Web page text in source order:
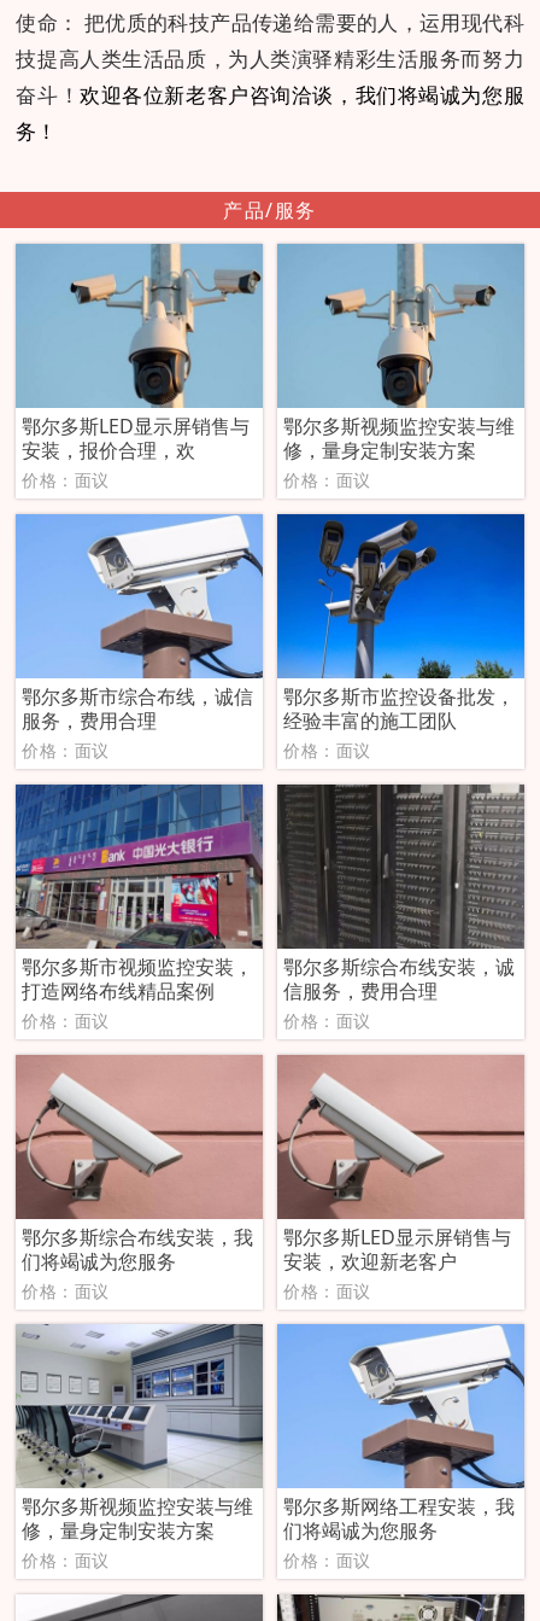
使命： 把优质的科技产品传递给需要的人，运用现代科
技提高人类生活品质，为人类演驿精彩生活服务而努力
奋斗！欢迎各位新老客户咨询洽谈，我们将竭诚为您服
务！
产品/服务
鄂尔多斯LED显示屏销售与
安装，报价合理，欢
价格：面议
鄂尔多斯视频监控安装与维
修，量身定制安装方案
价格：面议
鄂尔多斯市综合布线，诚信
服务，费用合理
价格：面议
鄂尔多斯市监控设备批发，
经验丰富的施工团队
价格：面议
鄂尔多斯市视频监控安装，
打造网络布线精品案例
价格：面议
鄂尔多斯综合布线安装，诚
信服务，费用合理
价格：面议
鄂尔多斯综合布线安装，我
们将竭诚为您服务
价格：面议
鄂尔多斯LED显示屏销售与
安装，欢迎新老客户
价格：面议
鄂尔多斯视频监控安装与维
修，量身定制安装方案
价格：面议
鄂尔多斯网络工程安装，我
们将竭诚为您服务
价格：面议